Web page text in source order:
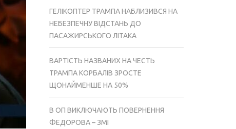
ГЕЛІКОПТЕР ТРАМПА НАБЛИЗИВСЯ НА
НЕБЕЗПЕЧНУ ВІДСТАНЬ ДО
ПАСАЖИРСЬКОГО ЛІТАКА
ВАРТІСТЬ НАЗВАНИХ НА ЧЕСТЬ
ТРАМПА КОРБАЛІВ ЗРОСТЕ
ЩОНАЙМЕНШЕ НА 50%
В ОП ВИКЛЮЧАЮТЬ ПОВЕРНЕННЯ
ФЕДОРОВА – ЗМІ